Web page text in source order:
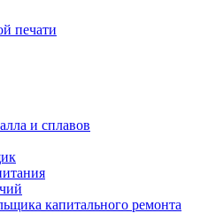
печати
и сплавов
капитального ремонта